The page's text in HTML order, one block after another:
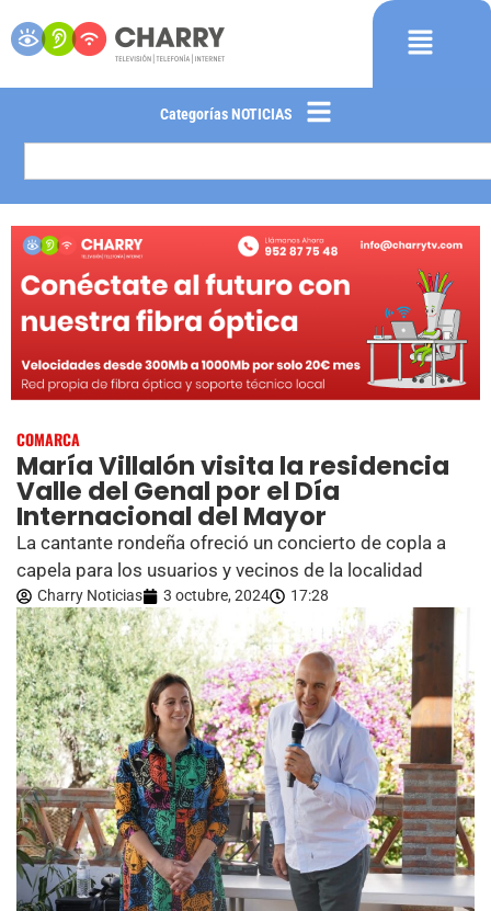
Categorías NOTICIAS
COMARCA
María Villalón visita la residencia
Valle del Genal por el Día
Internacional del Mayor
La cantante rondeña ofreció un concierto de copla a
capela para los usuarios y vecinos de la localidad
Charry Noticias 3 octubre, 2024 17:28